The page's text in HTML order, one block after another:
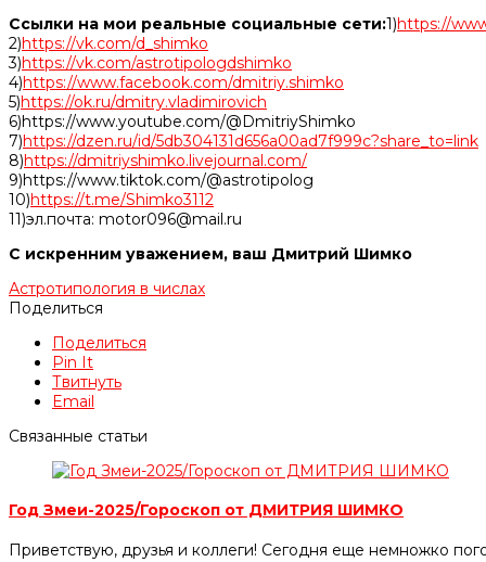
Ссылки на мои реальные социальные сети:1)https://
2)https://vk.com/d_shimko
3)https://vk.com/astrotipologdshimko
4)https://www.facebook.com/dmitriy.shimko
5)https://ok.ru/dmitry.vladimirovich
6)https://www.youtube.com/@DmitriyShimko
7)https://dzen.ru/id/5db304131d656a00ad7f999c?share_to=link
8)https://dmitriyshimko.livejournal.com/
9)https://www.tiktok.com/@astrotipolog
10)https://t.me/Shimko3112
11)эл.почта: motor096@mail.ru
С искренним уважением, ваш Дмитрий Шимко
Астротипология в числах
Поделиться
Поделиться
Pin It
Твитнуть
Email
Связанные статьи
Год Змеи-2025/Гороскоп от ДМИТРИЯ ШИМКО
Приветствую, друзья и коллеги! Сегодня еще немножко